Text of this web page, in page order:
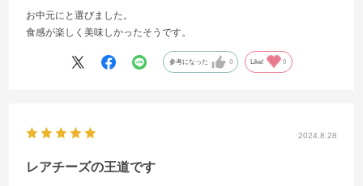
お中元にと選びました。
食感が楽しく美味しかったそうです。
参考になった 0 Like! 0
2024.8.28
レアチーズの王道です